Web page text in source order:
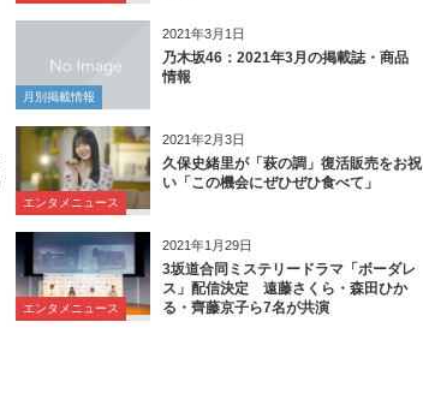
2021年3月1日
月別掲載情報
乃木坂46：2021年3月の掲載誌・商品
情報
2021年2月3日
エンタメニュース
久保史緒里が「萩の調」復活販売をお祝
い「この機会にぜひぜひ食べて」
2021年1月29日
エンタメニュース
3坂道合同ミステリードラマ「ボーダレ
ス」配信決定 遠藤さくら・森田ひか
る・齊藤京子ら7名が共演